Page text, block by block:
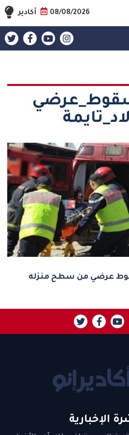
08/08/2026 أكادير
عرضي من سطح منزله
الإخبارية